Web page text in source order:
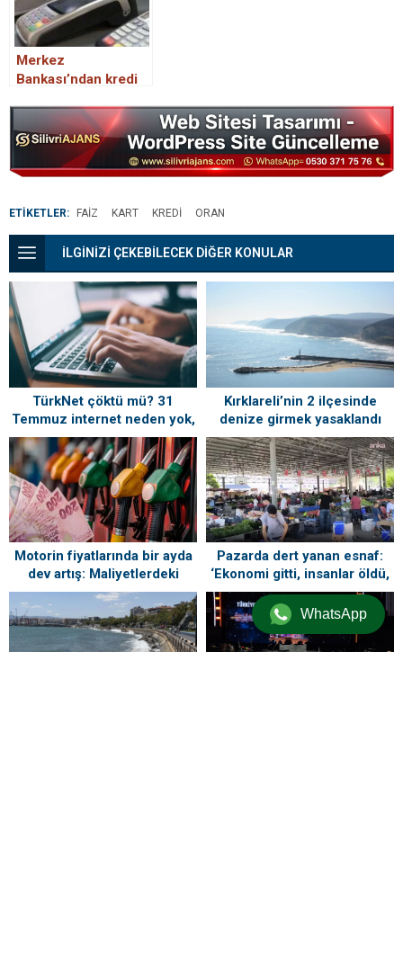
Merkez
Bankası’ndan kredi
Aylık faiz oranları
artırıldı
ETİKETLER: FAIZ KART KREDI ORAN
İLGİNİZİ ÇEKEBİLECEK DİĞER KONULAR
TürkNet çöktü mü? 31
Temmuz internet neden yok,
ne zaman gelecek?
Kırklareli’nin 2 ilçesinde
denize girmek yasaklandı
Motorin fiyatlarında bir ayda
dev artış: Maliyetlerdeki
yükseliş sofrayı da vuracak
Pazarda dert yanan esnaf:
‘Ekonomi gitti, insanlar öldü,
kefenleyip gömecek adam
lazım’WhatsApp